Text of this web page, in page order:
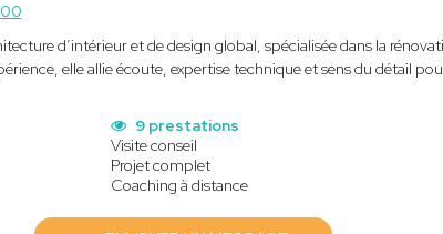
d’intérieur et de design global, spécialisée dans la
elle allie écoute, expertise technique et sens du détail
9 prestations
Visite conseil
Projet complet
Coaching à distance